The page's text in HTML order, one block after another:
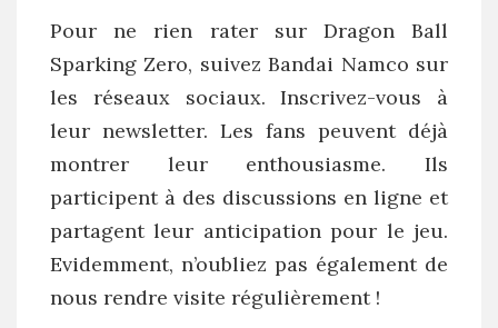
Pour ne rien rater sur Dragon Ball
Sparking Zero, suivez Bandai Namco sur
les réseaux sociaux. Inscrivez-vous à
leur newsletter. Les fans peuvent déjà
montrer leur enthousiasme. Ils
participent à des discussions en ligne et
partagent leur anticipation pour le jeu.
Evidemment, n’oubliez pas également de
nous rendre visite régulièrement !